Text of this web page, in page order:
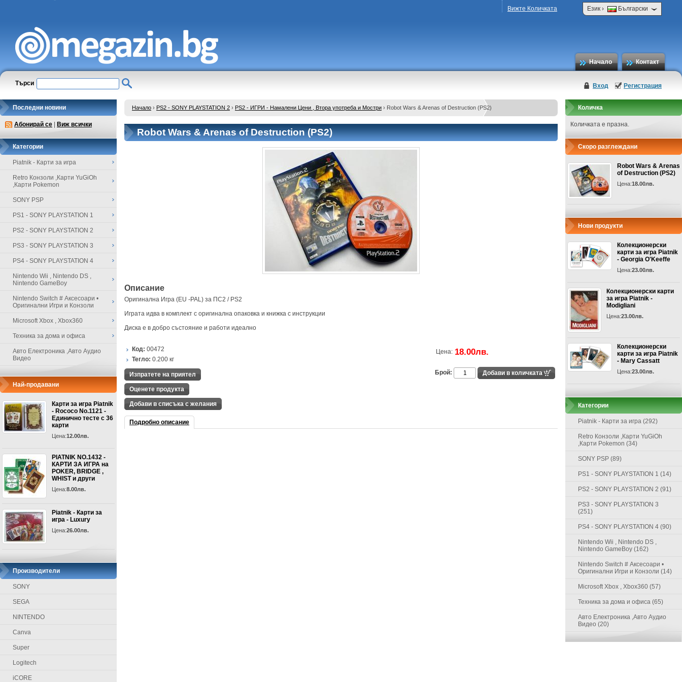
Език › Български
Вижте Количката
Начало Контакт
Вход Регистрация
Търси
Последни новини
Абонирай се Виж всички
Категории
Piatnik - Карти за игра
Retro Конзоли ,Карти YuGiOh
,Карти Pokemon
SONY PSP
PS1 - SONY PLAYSTATION 1
PS2 - SONY PLAYSTATION 2
PS3 - SONY PLAYSTATION 3
PS4 - SONY PLAYSTATION 4
Nintendo Wii , Nintendo DS ,
Nintendo GameBoy
Nintendo Switch # Аксесоари •
Оригинални Игри и Конзоли
Microsoft Xbox , Xbox360
Техника за дома и офиса
Авто Електроника ,Авто Аудио
Видео
Най-продавани
Карти за игра Piatnik
- Rococo No.1121 -
Единично тесте с 36
карти
Цена:12.00лв.
PIATNIK NO.1432 -
КАРТИ ЗА ИГРА на
POKER, BRIDGE ,
WHIST и други
Цена:8.00лв.
Piatnik - Карти за
игра - Luxury
Цена:26.00лв.
Производители
SONY
SEGA
NINTENDO
Canva
Super
Logitech
iCORE
Начало › PS2 - SONY PLAYSTATION 2 › PS2 - ИГРИ - Намалени Цени , Втора употреба и Мостри › Robot Wars & Arenas of Destruction (PS2)
Robot Wars & Arenas of Destruction (PS2)
Описание
Оригинална Игра (EU -PAL) за ПС2 / PS2
Играта идва в комплект с оригинална опаковка и книжка с инструкции
Диска е в добро състояние и работи идеално
Код: 00472
Тегло: 0.200 кг
Цена: 18.00лв.
Брой:
Изпратете на приятел
Оценете продукта
Добави в списъка с желания
Подробно описание
Количка
Количката е празна.
Скоро разглеждани
Robot Wars & Arenas
of Destruction (PS2)
Цена:18.00лв.
Нови продукти
Колекционерски
карти за игра Piatnik
- Georgia O'Keeffe
Цена:23.00лв.
Колекционерски карти
за игра Piatnik -
Modigliani
Цена:23.00лв.
Колекционерски
карти за игра Piatnik
- Mary Cassatt
Цена:23.00лв.
Категории
Piatnik - Карти за игра (292)
Retro Конзоли ,Карти YuGiOh
,Карти Pokemon (34)
SONY PSP (89)
PS1 - SONY PLAYSTATION 1 (14)
PS2 - SONY PLAYSTATION 2 (91)
PS3 - SONY PLAYSTATION 3
(251)
PS4 - SONY PLAYSTATION 4 (90)
Nintendo Wii , Nintendo DS ,
Nintendo GameBoy (162)
Nintendo Switch # Аксесоари •
Оригинални Игри и Конзоли (14)
Microsoft Xbox , Xbox360 (57)
Техника за дома и офиса (65)
Авто Електроника ,Авто Аудио
Видео (20)